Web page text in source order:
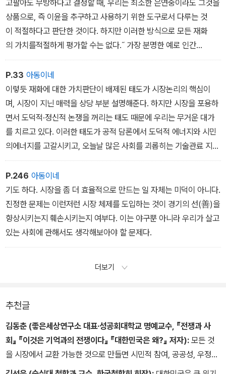
고팔아도 무방하다고 결정할 때, 우리는 최소한 은연중이라도 그것을
상품으로, 즉 이윤을 추구하고 사용하기 위한 도구로서 다루는 것
이 적절하다고 판단한 것이다. 하지만 이러한 방식으로 모든 재화
의 가치를적절하게 평가할 수는 없다.˝ 가장 분명한 예로 인간
을 들 수 있다.
P.33 아동이네
이렇듯 재화에 대한 가치판단이 배제된 태도가 시장논리의 핵심이
며, 시장이 지닌 매력을 상당 부분 설명해준다. 하지만 시장을 포용하
면서 도덕적·정신적 논쟁을 꺼리는 태도 때문에 우리는 무거운 대가
를 치르고 있다. 이러한 태도가 공적 담론에서 도덕적 에너지와 시민
의에너지를 고갈시키고, 오늘날 많은 사회를 괴롭히는 기술관료 지향
의경영정치가 발달하도록 부추기기 때문이다.
시장의 도덕적 한계에 대한 논의는 우리가 한 사회의 구성원으로서,
시장이 공익에 기여할 수 있는 영역은 어디인지, 시장논리가 속할 수
없는 영역은 어디인지 판단할 수 있도록 할 것이다. 또한 좋은 삶에 관
해 대립되는 개념들을 공공의 장에 받아들임으로써 정치에 활력을 줄
것이다.
P.246 아동이네
기도 하다. 시장을 좀 더 효율적으로 만드는 일 자체는 미덕이 아니다.
진정한 문제는 이런저런 시장 체제를 도입하는 것이 경기의 선(善)을
향상시키는지 훼손시키는지 여부다. 이는 야구뿐 아니라 우리가 살고
있는 사회에 관해서도 생각해보아야 할 문제다.
더보기
추천글
김동춘 (좋은세상연구소 대표·성공회대학교 명예교수, 『전쟁과 사
회』 『이것은 기억과의 전쟁이다』 『대한민국은 왜?』 저자): 모든 것
을 시장에서 교환 가능한 것으로 만들면 시민적 참여, 공공성, 우정과
사랑, 명예 등 인간사회의 덕목이 사라지게 된다. 효율성만 추구하기